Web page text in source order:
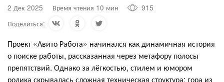
2 Дек 2025 Время чтения 10 мин
915
Поделиться:
Проект «Авито Работа» начинался как динамичная история
о поиске работы, рассказанная через метафору полосы
препятствий. Однако за лёгкостью, стилем и юмором
ролика скрывалась сложная техническая структура: гора из